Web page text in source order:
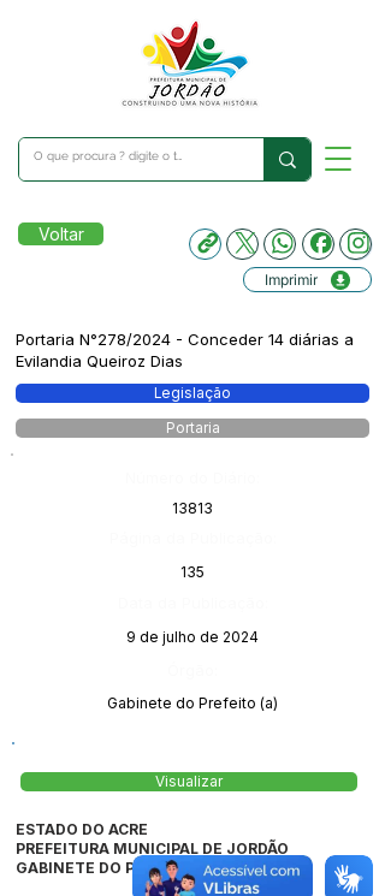
Voltar
Imprimir
Portaria N°278/2024 - Conceder 14 diárias a
Evilandia Queiroz Dias
Legislação
Portaria
13813
135
9 de julho de 2024
Gabinete do Prefeito (a)
Visualizar
ESTADO DO ACRE
PREFEITURA MUNICIPAL DE JORDÃO
GABINETE DO PREFEITO